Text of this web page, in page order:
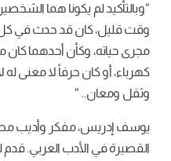
“وبالتأكيد لم يكونا هما
وقت قليل، كان قد حدث في
مجرى حياته، وكأن أحدهما
كهرباء، أو كان حرفاً لا معنى
وثقل ومعان.. “
يوسف إدريس، مفكر وأديب
القصيرة في الأدب العربي.